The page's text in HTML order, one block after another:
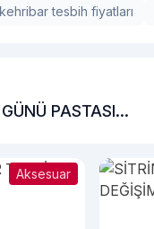
kehribar tesbih fiyatları
PASTASI
Aksesuar